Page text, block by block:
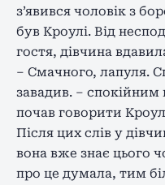
з’явився чоловік з
був Кроулі. Від
гостя, дівчина
– Смачного, лапуля.
завадив. –
почав говорити
Після цих слів у
вона вже знає цього
про це думала, тим